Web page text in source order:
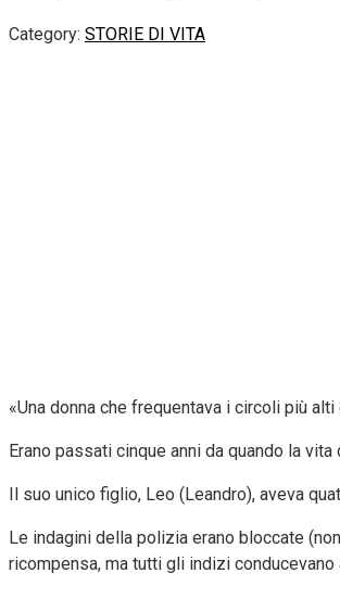
Category: STORIE DI VITA
«Una donna che frequentava i circoli più
Erano passati cinque anni da quando la
Il suo unico figlio, Leo (Leandro), aveva
Le indagini della polizia erano bloccate
ricompensa, ma tutti gli indizi